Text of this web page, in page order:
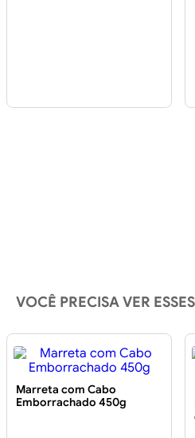
VOCÊ PRECISA VER
Marreta com Cabo
Emborrachado 450g